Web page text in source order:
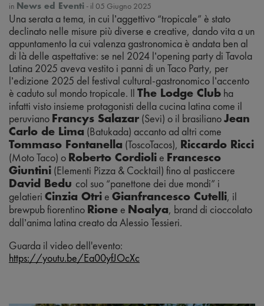
in News ed Eventi - il 05 Giugno 2025
Una serata a tema, in cui l’aggettivo “tropicale” è stato
declinato nelle misure più diverse e creative, dando vita a un
appuntamento la cui valenza gastronomica è andata ben al
di là delle aspettative: se nel 2024 l’opening party di Tavola
Latina 2025 aveva vestito i panni di un Taco Party, per
l’edizione 2025 del festival cultural-gastronomico l’accento
è caduto sul mondo tropicale. Il The Lodge C ub ha
infatti visto insieme protagonisti della cucina latina come il
peruviano Francys Salazar (Sevi) o il brasiliano Jean
Carlo de Lima (Batukada) accanto ad altri come
Tommaso Fontanella (ToscoTacos), Riccardo Ricci
(Moto Taco) o Roberto Cordioli e Francesco
Giuntini (Elementi Pizza & Cocktail) fino al pasticcere
David Bedu col suo “panettone dei due mondi” i
gelatieri Cinzia Otri e Gianfrancesco Cutelli, il
brewpub fiorentino Rione e Noalya, brand di cioccolato
dall’anima latina creato da Alessio Tessieri.
Guarda il video dell'evento:
https://youtu.be/Ea00yfJOcXc